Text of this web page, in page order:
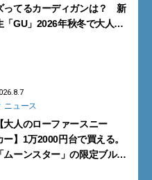
ってるカーディガンは？ 新
「GU」2026年秋冬で大人メ
ニュース
【大人のローファースニー
ー】1万2000円台で買える。
「ムーンスター」の限定ブルー